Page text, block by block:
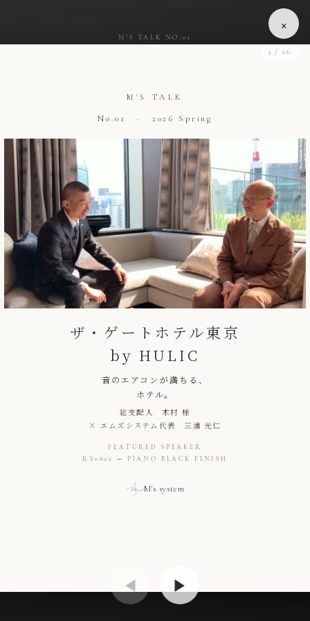
M'S TALK NO.01
M'S TALK
No.01 · 2026 Spring
ザ・ゲートホテル東京
by HULIC
音の​エアコンが​満ち る、
ホテル。
総支配人木村 様
× エムズシステム 代表三浦 光仁
FEATURED SPEAKER
RS0802 ─ PIANO BLACK FINISH
M's system
×
1 / 26
◀ ▶